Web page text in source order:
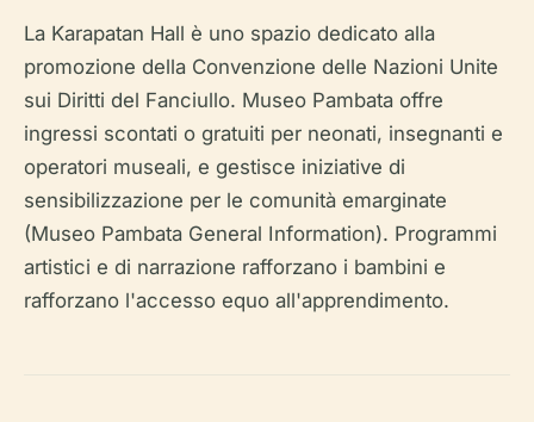
La Karapatan Hall è uno spazio dedicato alla
promozione della Convenzione delle Nazioni Unite
sui Diritti del Fanciullo. Museo Pambata offre
ingressi scontati o gratuiti per neonati, insegnanti e
operatori museali, e gestisce iniziative di
sensibilizzazione per le comunità emarginate
(Museo Pambata General Information). Programmi
artistici e di narrazione rafforzano i bambini e
rafforzano l'accesso equo all'apprendimento.